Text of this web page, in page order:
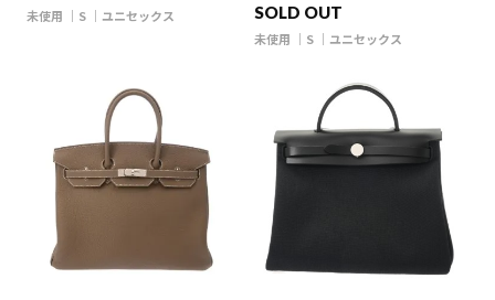
未使用 S ユニセックス SOLD OUT
未使用 S ユニセックス